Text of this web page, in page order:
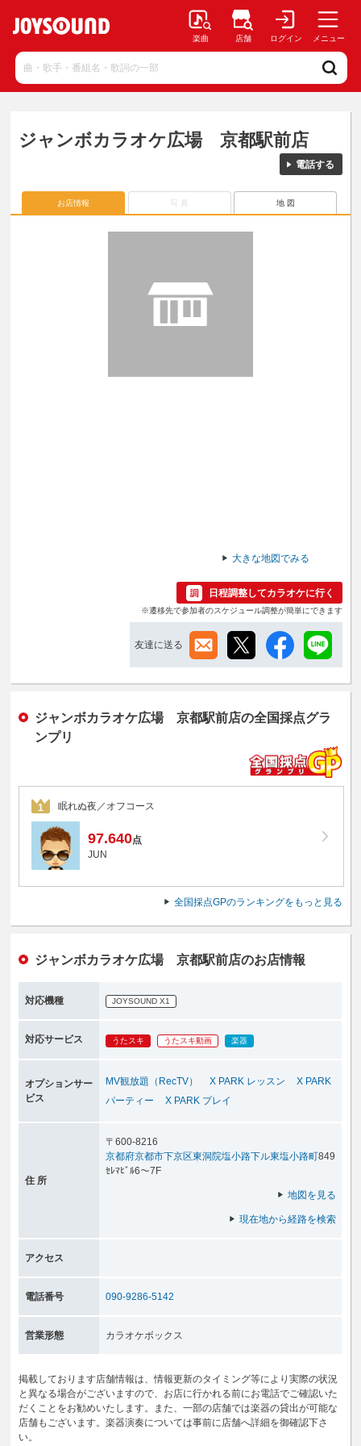
楽曲 店舗 ログイン メニュー
ジャンボカラオケ広場 京都駅前店
電話する
お店情報 地 図
大きな地図でみる
日程調整してカラオケに行く
※遷移先で参加者のスケジュール調整が簡単にできます
友達に送る
ジャンボカラオケ広場 京都駅前店の全国採点グラ
ンプリ
1 眠れぬ夜／オフコース
97.640点
JUN
全国採点GPのランキングをもっと見る
ジャンボカラオケ広場 京都駅前店のお店情報
対応機種 JOYSOUND X1
対応サービス うたスキ うたスキ動画 楽器
オプションサー
ビス
MV観放題（RecTV） X PARK レッスン
X PARK
パーティー
X PARK プレイ
住 所
〒600-8216
京都府京都市下京区東洞院塩小路下ル東塩小路町849
ｾﾚﾏﾋﾞﾙ6～7F
地図を見る
現在地から経路を検索
アクセス
電話番号 090-9286-5142
営業形態 カラオケボックス
掲載しております店舗情報は、情報更新のタイミング等により実際の状況
と異なる場合がございますので、お店に行かれる前にお電話でご確認いた
だくことをお勧めいたします。また、一部の店舗では楽器の貸出が可能な
店舗もございます。楽器演奏については事前に店舗へ詳細を御確認下さ
い。